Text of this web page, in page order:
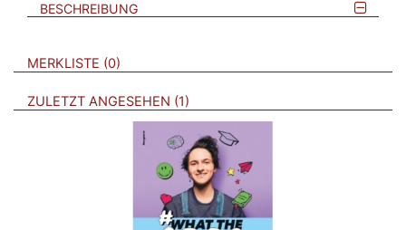
BESCHREIBUNG
VERWEISE AUF VERMERKTE- ODER ZULETZT ANGESEHENE
MERKLISTE 0 BROSCHÜREN
ZULETZT ANGESEHEN 1 BROSCHÜREN